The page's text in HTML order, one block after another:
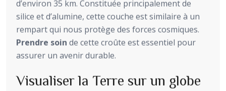
d’environ 35 km. Constituée principalement de
silice et d’alumine, cette couche est similaire à un
rempart qui nous protège des forces cosmiques.
Prendre soin de cette croûte est essentiel pour
assurer un avenir durable.
Visualiser la Terre sur un globe